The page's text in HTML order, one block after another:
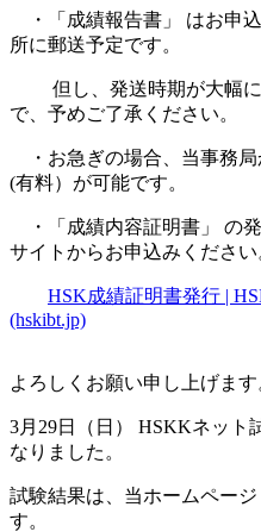
・「成績報告書」 はお申
所に郵送予定です。
但し、発送時期が大幅に
で、予めご了承ください。
・お急ぎの場合、当事務
(有料）が可能です。
・「成績内容証明書」 の
サイトからお申込みください
HSK成績証明書発行 |
(hskibt.jp)
よろしくお願い申し上げます
3月29日（日） HSKKネット
なりました。
試験結果は、当ホームペー
す。